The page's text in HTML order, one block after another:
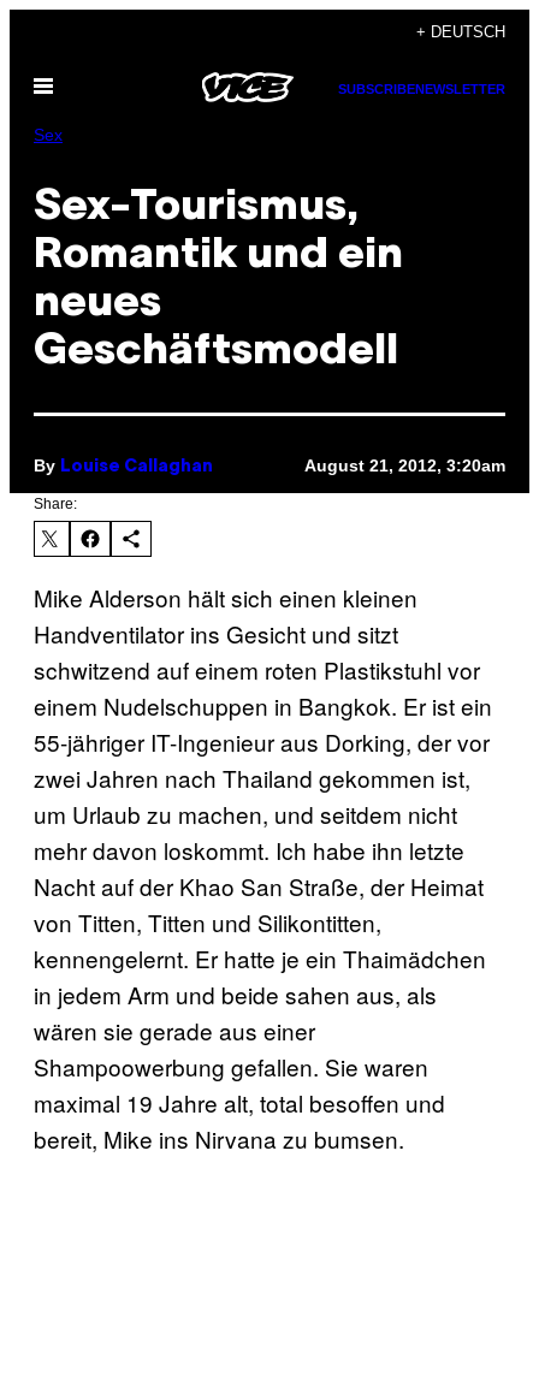
content
+ DEUTSCH
Open
SUBSCRIBENEWSLETTER
Sex
Sex-Tourismus,
Romantik und ein
neues
Geschäftsmodell
By Louise Callaghan August 21, 2012, 3:20am
Share:
Mike Alderson hält sich einen kleinen
Handventilator ins Gesicht und sitzt
schwitzend auf einem roten Plastikstuhl vor
einem Nudelschuppen in Bangkok. Er ist ein
55-jähriger IT-Ingenieur aus Dorking, der vor
zwei Jahren nach Thailand gekommen ist,
um Urlaub zu machen, und seitdem nicht
mehr davon loskommt. Ich habe ihn letzte
Nacht auf der Khao San Straße, der Heimat
von Titten, Titten und Silikontitten,
kennengelernt. Er hatte je ein Thaimädchen
in jedem Arm und beide sahen aus, als
wären sie gerade aus einer
Shampoowerbung gefallen. Sie waren
maximal 19 Jahre alt, total besoffen und
bereit, Mike ins Nirvana zu bumsen.